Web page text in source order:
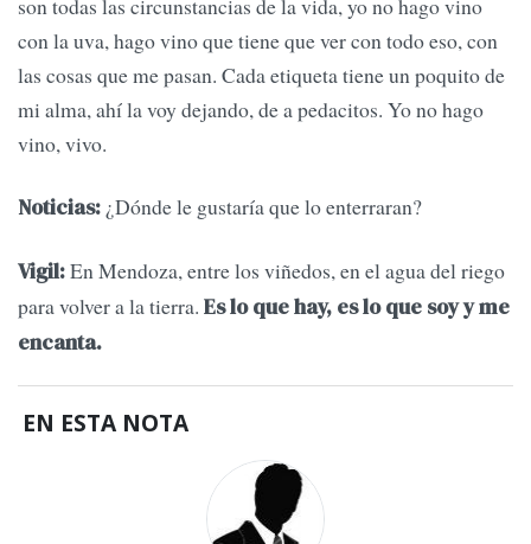
son todas las circunstancias de la vida, yo no hago vino
con la uva, hago vino que tiene que ver con todo eso, con
las cosas que me pasan. Cada etiqueta tiene un poquito de
mi alma, ahí la voy dejando, de a pedacitos. Yo no hago
vino, vivo.
Noticias: ¿Dónde le gustaría que lo enterraran?
Vigil:En Mendoza, entre los viñedos, en el agua del riego
para volver a la tierra. Es lo que hay, es lo que soy y me
encanta.
EN ESTA NOTA